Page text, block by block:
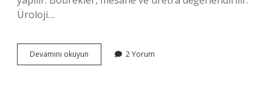
Üroloji…
Devamını okuyun
Kadında
2 Yorum